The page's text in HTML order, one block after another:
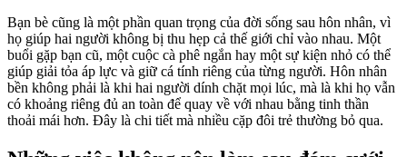
Bạn bè cũng là một phần quan trọng của đời sống sau hôn nhân, vì
họ giúp hai người không bị thu hẹp cả thế giới chỉ vào nhau. Một
buổi gặp bạn cũ, một cuộc cà phê ngắn hay một sự kiện nhỏ có thể
giúp giải tỏa áp lực và giữ cá tính riêng của từng người. Hôn nhân
bền không phải là khi hai người dính chặt mọi lúc, mà là khi họ vẫn
có khoảng riêng đủ an toàn để quay về với nhau bằng tinh thần
thoải mái hơn. Đây là chi tiết mà nhiều cặp đôi trẻ thường bỏ qua.